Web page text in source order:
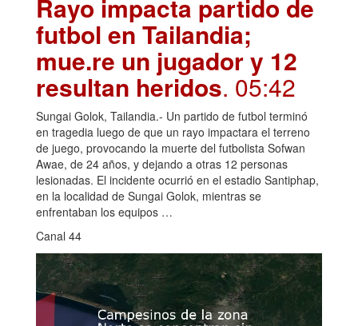
Rayo impacta partido de
futbol en Tailandia;
mue.re un jugador y 12
resultan heridos. 05:42
Sungai Golok, Tailandia.- Un partido de futbol terminó
en tragedia luego de que un rayo impactara el terreno
de juego, provocando la muerte del futbolista Sofwan
Awae, de 24 años, y dejando a otras 12 personas
lesionadas. El incidente ocurrió en el estadio Santiphap,
en la localidad de Sungai Golok, mientras se
enfrentaban los equipos …
Canal 44